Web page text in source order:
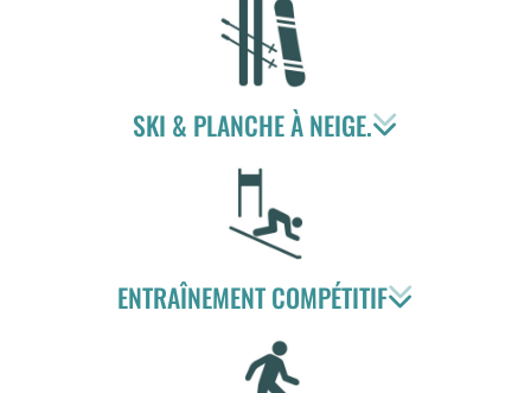
SKI & PLANCHE À NEIGE.
ENTRAÎNEMENT COMPÉTITIF